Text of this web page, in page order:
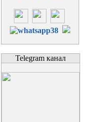
Telegram канал